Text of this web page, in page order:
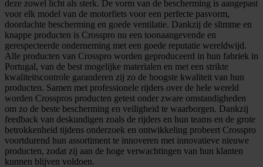
deze zowel licht als sterk. De vorm van de bescherming is aangepast
voor elk model van de motorfiets voor een perfecte pasvorm,
doordachte bescherming en goede ventilatie. Dankzij de slimme en
knappe producten is Crosspro nu een toonaangevende en
gerespecteerde onderneming met een goede reputatie wereldwijd.
Alle producten van Crosspro worden geproduceerd in hun fabriek in
Portugal, van de best mogelijke materialen en met een strikte
kwaliteitscontrole garanderen zij zo de hoogste kwaliteit van hun
producten. Samen met professionele rijders over de hele wereld
worden Crosspros producten getest onder zware omstandigheden
om zo de beste bescherming en veiligheid te waarborgen. Dankzij
feedback van deskundigen zoals de rijders en hun teams en de grote
betrokkenheid tijdens onderzoek en ontwikkeling probeert Crosspro
voortdurend hun assortiment te innoveren met innovatieve nieuwe
producten, zodat zij aan de hoge verwachtingen van hun klanten
kunnen blijven voldoen.